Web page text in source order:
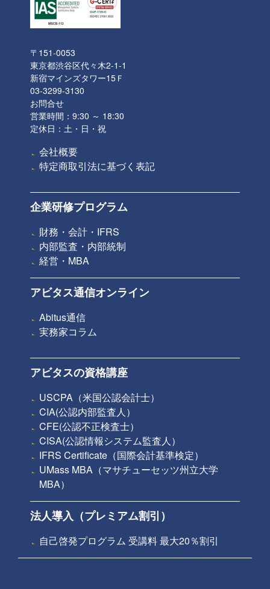
〒151-0053
東京都渋谷区代々木2-1-1
新宿マインズタワー15Ｆ
03-3299-3130
お問合せ
営業時間：9:30 ～ 18:30
定休日：土・日・祝
会社概要
特定商取引法に基づく表記
企業研修プログラム
財務・会計・IFRS
内部監査・内部統制
経営・MBA
アビタス通信オンライン
Abitus通信
実務家コラム
アビタスの資格講座
USCPA（米国公認会計士）
CIA(公認内部監査人）
CFE(公認不正検査士）
CISA(公認情報システム監査人）
IFRS Certificate（国際会計基準検定）
UMass MBA（マサチューセッツ州立大学
MBA）
法人導入（プレミアム割引）
自己啓発プログラム 受講料 最大20％割引